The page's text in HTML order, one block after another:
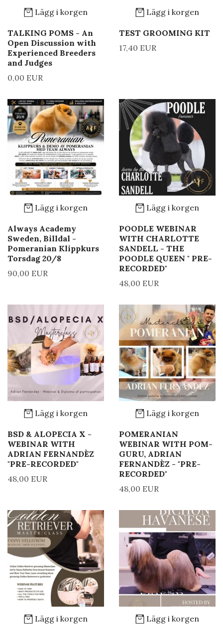
Lägg i korgen
TALKING POMS - An
Open Discussion with
Experienced Breeders
and Judges
0,00 EUR
Lägg i korgen
TEST GROOMING KIT
17,40 EUR
Lägg i korgen
Always Academy
Sweden, Billdal -
Pomeranian Klippkurs
Torsdag 20/8
90,00 EUR
Lägg i korgen
POODLE WEBINAR
WITH CHARLOTTE
SANDELL - THE
POODLE QUEEN " PRE-
RECORDED"
48,00 EUR
Lägg i korgen
BSD & ALOPECIA X -
WEBINAR WITH
ADRIAN FERNANDÈZ
"PRE-RECORDED"
48,00 EUR
Lägg i korgen
POMERANIAN
WEBINAR WITH POM-
GURU, ADRIAN
FERNANDÈZ - "PRE-
RECORDED"
48,00 EUR
Lägg i korgen Lägg i korgen